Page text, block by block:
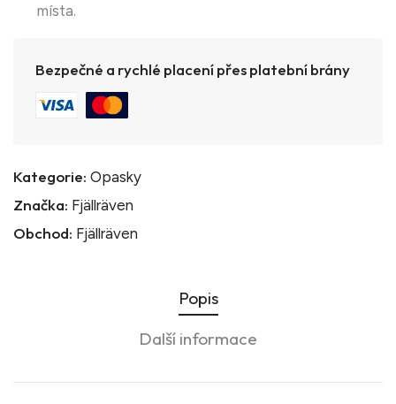
místa.
Bezpečné a rychlé placení přes platební brány
Kategorie: Opasky
Značka: Fjällräven
Obchod: Fjällräven
Popis
Další informace